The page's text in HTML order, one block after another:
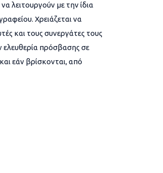
λειτουργούν με την ίδια
Χρειάζεται να
και τους συνεργάτες τους
ελευθερία πρόσβασης σε
εάν βρίσκονται, από